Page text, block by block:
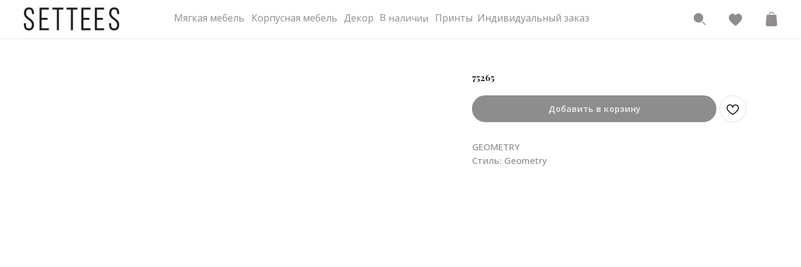
Мягкая мебель Корпусная мебель Декор В наличии Принты Индивидуальный заказ
75265
Добавить в корзину
GEOMETRY
Стиль: Geometry